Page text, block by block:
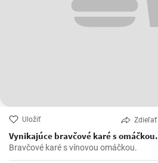
Uložiť Zdieľať
Vynikajúce bravčové karé s omáčkou.
Bravčové karé s vínovou omáčkou.